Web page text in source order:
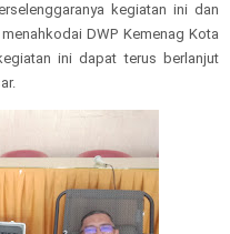
kegiatan ini dan
DWP Kemenag Kota
ini dapat terus berlanjut